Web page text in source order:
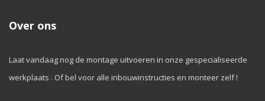
Over ons
Laat vandaag nog de montage uitvoeren in onze gespecialiseerde
werkplaats . Of bel voor alle inbouwinstructies en monteer zelf !